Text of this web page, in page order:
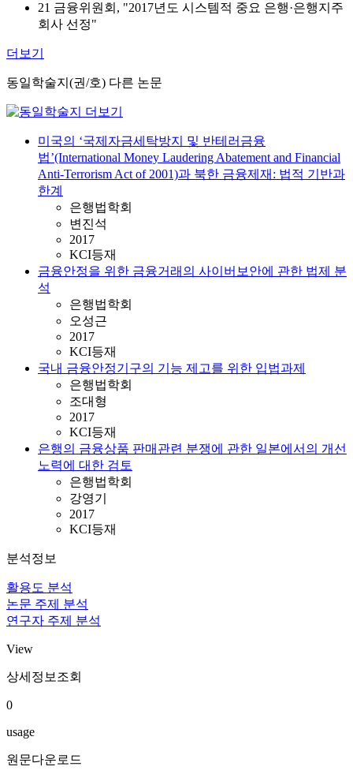
21 금융위원회, "2017년도 시스템적 중요 은행·은행지주
회사 선정"
더보기
동일학술지(권/호) 다른 논문
미국의 ‘국제자금세탁방지 및 반테러금융
법’(International Money Laudering Abatement and Financial
Anti-Terrorism Act of 2001)과 북한 금융제재: 법적 기반과
한계
은행법학회
변진석
2017
KCI등재
금융안정을 위한 금융거래의 사이버보안에 관한 법제 분
석
은행법학회
오성근
2017
KCI등재
국내 금융안정기구의 기능 제고를 위한 입법과제
은행법학회
조대형
2017
KCI등재
은행의 금융상품 판매관련 분쟁에 관한 일본에서의 개선
노력에 대한 검토
은행법학회
강영기
2017
KCI등재
분석정보
활용도 분석
논문 주제 분석
연구자 주제 분석
View
상세정보조회
0
usage
원문다운로드